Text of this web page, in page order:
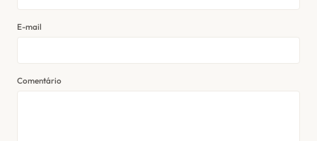
E-mail
Comentário